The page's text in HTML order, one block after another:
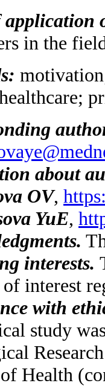
application
in the
about
OV,
YuE,
interests.
interest
with
study
Health